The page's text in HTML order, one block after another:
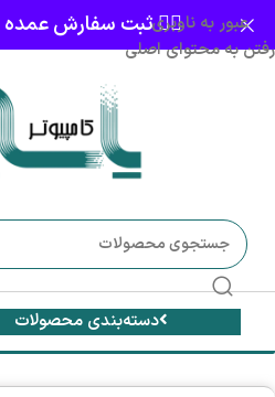
عبور به ناوبری
رفتن به محتوای اصلی
👈🏻 ثبت سفارش عمده
دسته‌بندی محصولات